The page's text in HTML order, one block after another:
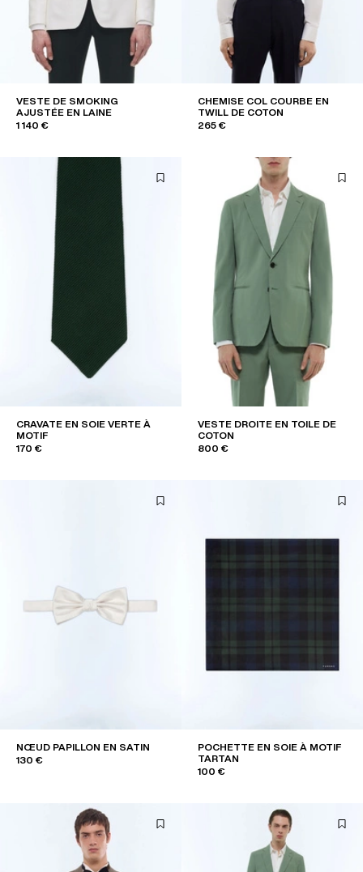
VESTE DE SMOKING
AJUSTÉE EN LAINE
1 140 €
CHEMISE COL COURBE EN
TWILL DE COTON
265 €
CRAVATE EN SOIE VERTE À
MOTIF
170 €
VESTE DROITE EN TOILE DE
COTON
800 €
NŒUD PAPILLON EN SATIN
130 €
POCHETTE EN SOIE À MOTIF
TARTAN
100 €